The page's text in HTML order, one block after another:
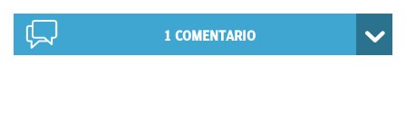
1 COMENTARIO